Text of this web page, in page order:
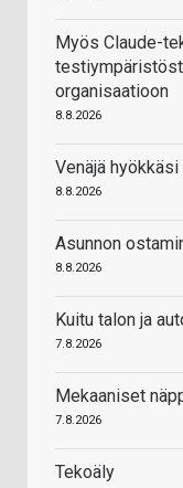
Myös Claude-
organisaatioon
8.8.2026
Venäjä
8.8.2026
Asunnon
8.8.2026
Kuitu talon ja
7.8.2026
Mekaaniset
7.8.2026
Tekoäly